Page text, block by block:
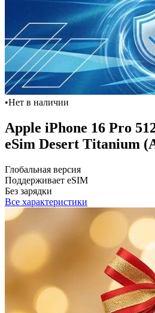
•Нет в наличии
Apple iPhone 16 Pro
eSim Desert Titanium
Глобальная версия
Поддерживает eSIM
Без зарядки
Все характеристики